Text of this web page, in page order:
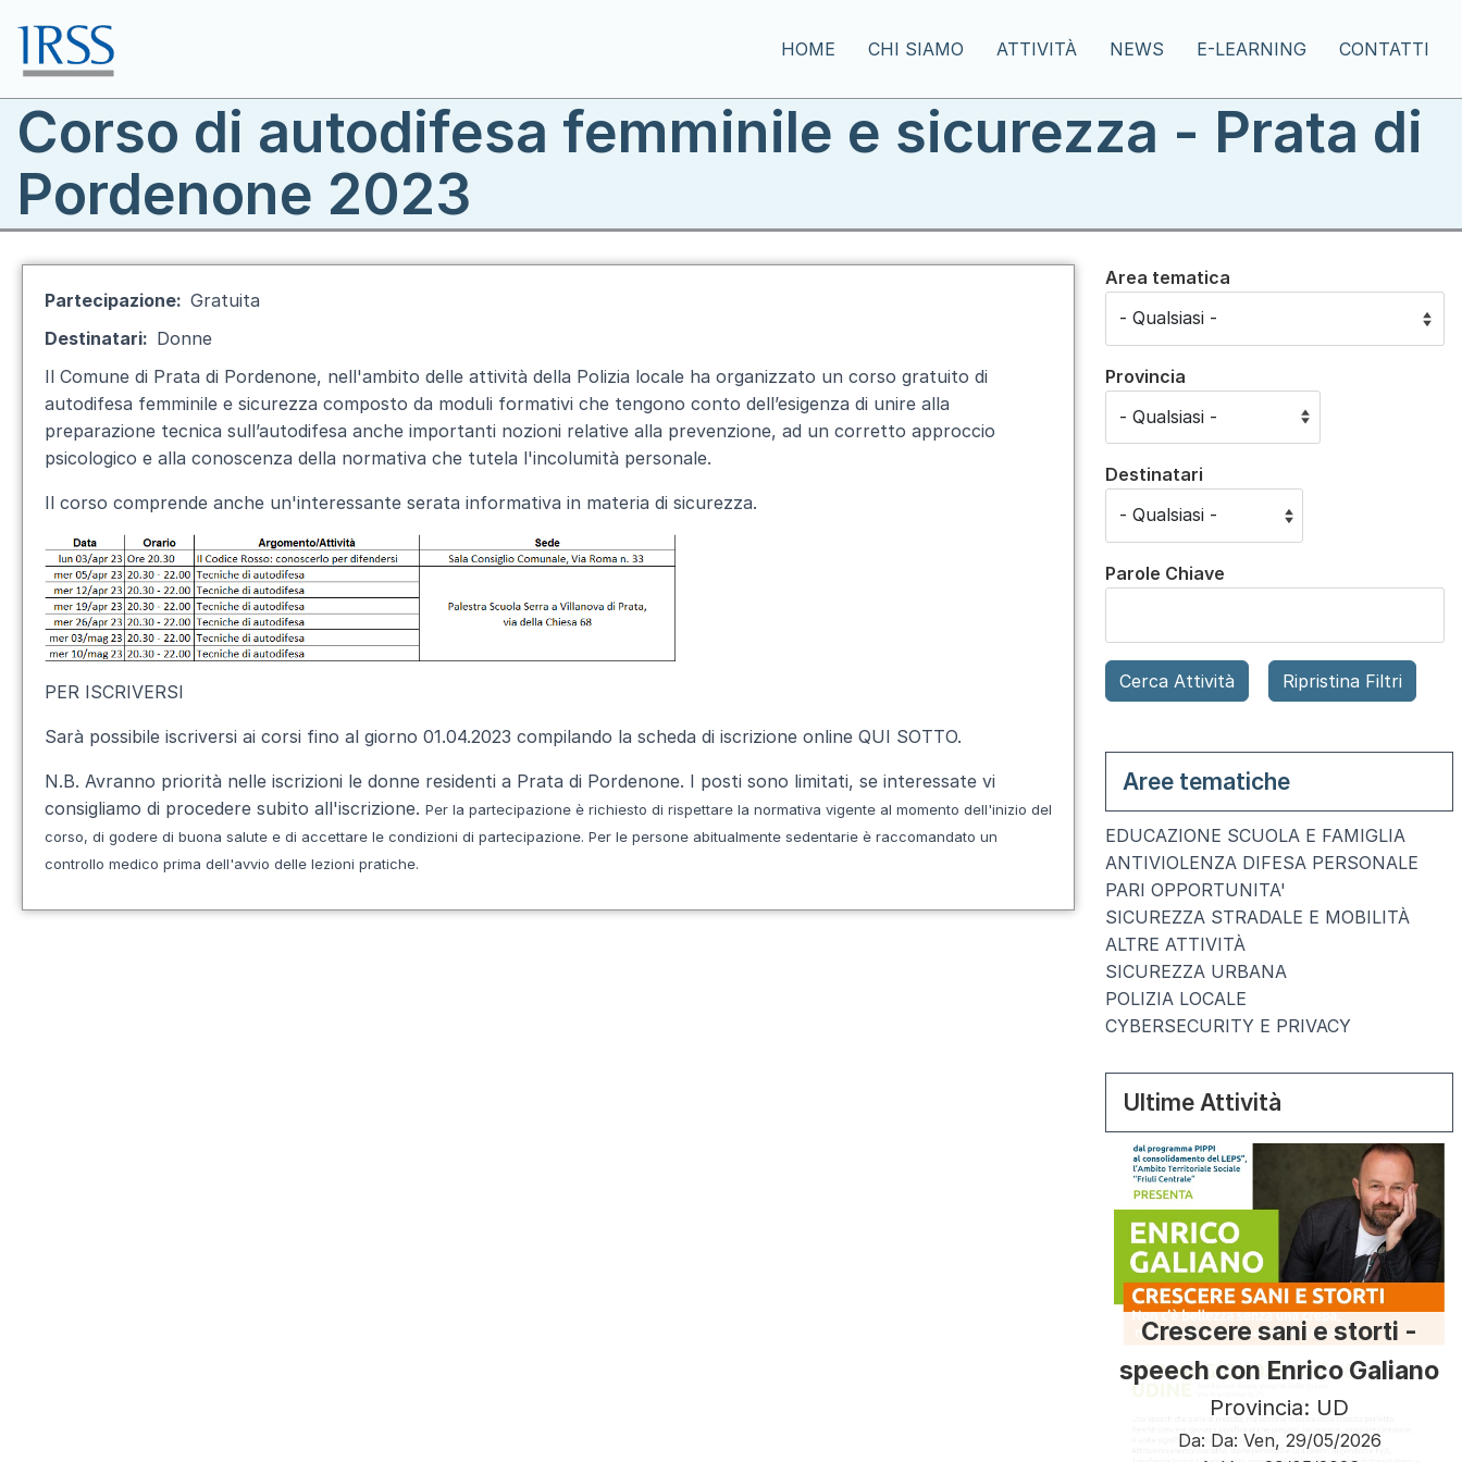
Toggle menu
HOME CHI SIAMO ATTIVITÀ NEWS E-LEARNING CONTATTI
Corso di autodifesa femminile e sicurezza - Prata di
Pordenone 2023
Partecipazione
Gratuita
Destinatari
Donne
Il Comune di Prata di Pordenone, nell'ambito delle attività della Polizia locale ha organizzato un corso gratuito di
autodifesa femminile e sicurezza composto da moduli formativi che tengono conto dell’esigenza di unire alla
preparazione tecnica sull’autodifesa anche importanti nozioni relative alla prevenzione, ad un corretto approccio
psicologico e alla conoscenza della normativa che tutela l'incolumità personale.
Il corso comprende anche un'interessante serata informativa in materia di sicurezza.
PER ISCRIVERSI
Sarà possibile iscriversi ai corsi fino al giorno 01.04.2023 compilando la scheda di iscrizione online QUI SOTTO.
N.B. Avranno priorità nelle iscrizioni le donne residenti a Prata di Pordenone. I posti sono limitati, se interessate vi
consigliamo di procedere subito all'iscrizione. Per la partecipazione è richiesto di rispettare la normativa vigente al momento dell'inizio del
corso, di godere di buona salute e di accettare le condizioni di partecipazione. Per le persone abitualmente sedentarie è raccomandato un
controllo medico prima dell'avvio delle lezioni pratiche.
Area tematica
Provincia
Destinatari
Parole Chiave
Aree tematiche
EDUCAZIONE SCUOLA E FAMIGLIA
ANTIVIOLENZA DIFESA PERSONALE
PARI OPPORTUNITA'
SICUREZZA STRADALE E MOBILITÀ
ALTRE ATTIVITÀ
SICUREZZA URBANA
POLIZIA LOCALE
CYBERSECURITY E PRIVACY
Ultime Attività
Crescere sani e storti -
speech con Enrico Galiano
Provincia: UD
Da: Da: Ven, 29/05/2026